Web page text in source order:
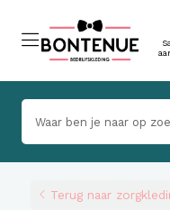
Terug naar